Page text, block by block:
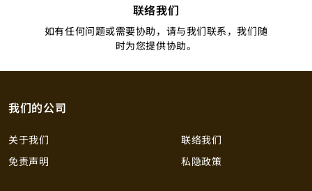
联络我们
如有任何问题或需要协助，请与我们联系，我们随
时为您提供协助。
我们的公司
关于我们
联络我们
免责声明
私隐政策